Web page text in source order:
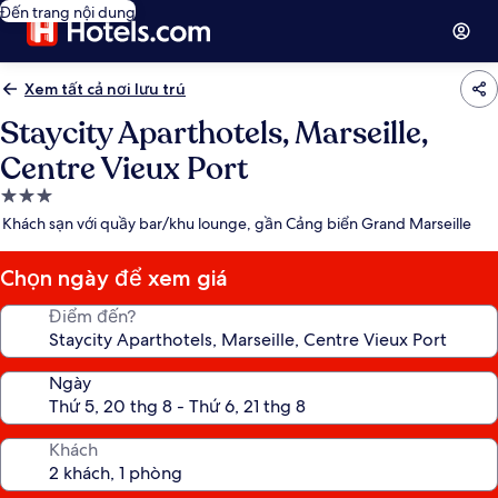
Đến trang nội dung
Xem tất cả nơi lưu trú
Staycity Aparthotels, Marseille,
Centre Vieux Port
Nơi
lưu
3.0
sao
Khách sạn với quầy bar/khu lounge, gần Cảng biển Grand Marseille
Chọn ngày để xem giá
Điểm đến?
Ngày
Khách